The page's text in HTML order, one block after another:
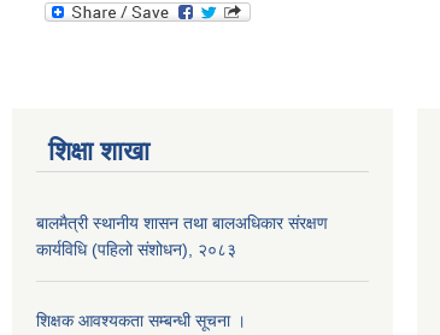
शिक्षा शाखा
बालमैत्री स्थानीय शासन तथा बालअधिकार संरक्षण
कार्यविधि (पहिलो संशोधन), २०८३
शिक्षक आवश्यकता सम्बन्धी सूचना ।